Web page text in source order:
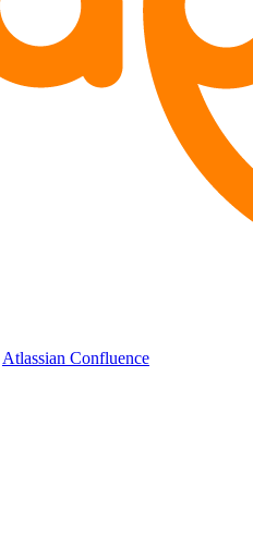
Atlassian Confluence